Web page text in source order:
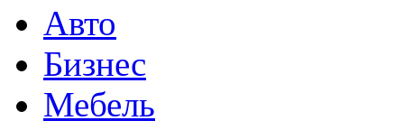
Авто
Бизнес
Мебель